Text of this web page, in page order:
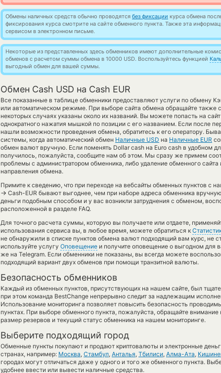
Обмены наличных средств обычно проводятся без фиксации курса обмена
фиксирования курса смотрите на сайте обменного пункта. Также эта
сервисом в электронном письме.
Некоторые из представленных здесь обменников имеют дополнительные
обменов с расчетом суммы обмена в 10000 USD. Воспользуйтесь функцией
выгодный обмен для вашей суммы.
Обмен Cash USD на Cash EUR
Все показанные в таблице обменники предоставляют услуги по обмену
или автоматическом режиме. При выборе сайта обмена обращайте также
некоторых случаях указаны около их названий. Вы можете попасть на
однократного нажатия мышкой по позиции с его названием. Если после
нашли возможности проведения обмена, обратитесь к его оператору.
системы, когда автоматический обмен Наличные USD на Наличные EUR
обмен валют вручную. Если поменять Dollar cash на Euro cash в удобном
получилось, пожалуйста, сообщите нам об этом. Мы сразу же примем
проблемы с администратором обменника, либо удаление обменного сайта
направления обмена.
Примите к сведению, что при переходе на вебсайты обменных пунктов с
→ Cash-EUR бывают выгоднее, чем при наборе адреса обменника
деньги подобным способом и у вас возникли затруднения с обменом,
расположенной в разделе FAQ.
Для точного расчета суммы, которую вы получаете или отдаете,
использования сервиса вы, в любое время, можете обратиться к
не обнаружили в списке пунктов обмена валют подходящий вам курс, не
используйте услугу Оповещение и получите оповещение о выгодном для
же на Telegram. Если обменники не показаны, вы всегда можете
подходящий вариант двух обменов при помощи транзитной валюты.
Безопасность обменников
Каждый из обменных пунктов, присутствующих на нашем сайте, был
при этом команда BestChange непрерывно следит за надлежащим
Использование мониторинга позволяет повысить безопасность
пунктах. При выборе обменного пункта, пожалуйста, обращайте внимание
размер резервов и текущий статус обменника на нашем мониторинге.
Выберите подходящий город
Обменные пункты покупают и продают криптовалюты и электронные
странах, например: Москва, Стамбул, Анталья, Тбилиси, Алма-Ата,
городах могут отличаться даже у одного и того же обменного пункта.
удобнее ввести или вывести наличные средства.